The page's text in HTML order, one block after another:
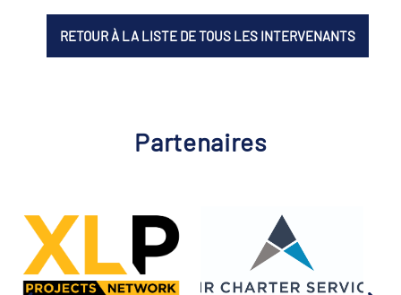
RETOUR À LA LISTE DE TOUS LES INTERVENANTS
Partenaires